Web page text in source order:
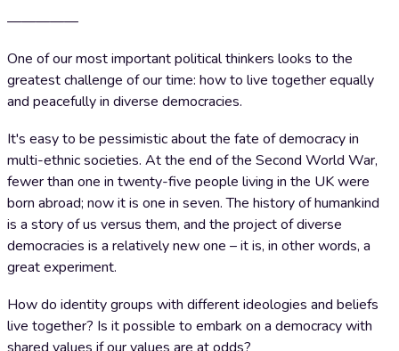
—————
One of our most important political thinkers looks to the
greatest challenge of our time: how to live together equally
and peacefully in diverse democracies.
It's easy to be pessimistic about the fate of democracy in
multi-ethnic societies. At the end of the Second World War,
fewer than one in twenty-five people living in the UK were
born abroad; now it is one in seven. The history of humankind
is a story of us versus them, and the project of diverse
democracies is a relatively new one – it is, in other words, a
great experiment.
How do identity groups with different ideologies and beliefs
live together? Is it possible to embark on a democracy with